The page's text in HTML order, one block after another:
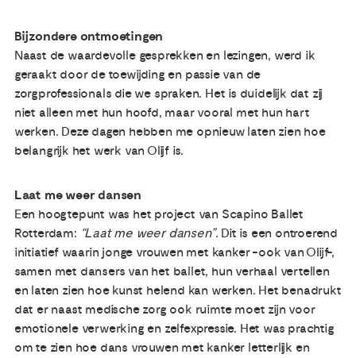
Bijzondere ontmoetingen
Naast de waardevolle gesprekken en lezingen, werd ik
geraakt door de toewijding en passie van de
zorgprofessionals die we spraken. Het is duidelijk dat zij
niet alleen met hun hoofd, maar vooral met hun hart
werken. Deze dagen hebben me opnieuw laten zien hoe
belangrijk het werk van Olijf is.
Laat me weer dansen
Een hoogtepunt was het project van Scapino Ballet
Rotterdam: “Laat me weer dansen”. Dit is een ontroerend
initiatief waarin jonge vrouwen met kanker -ook van OIijf-,
samen met dansers van het ballet, hun verhaal vertellen
en laten zien hoe kunst helend kan werken. Het benadrukt
dat er naast medische zorg ook ruimte moet zijn voor
emotionele verwerking en zelfexpressie. Het was prachtig
om te zien hoe dans vrouwen met kanker letterlijk en